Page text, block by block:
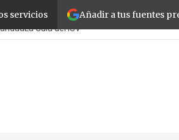
Añadir a tus fuentes
servicios
Corporate
Retail
La Guía del ISV